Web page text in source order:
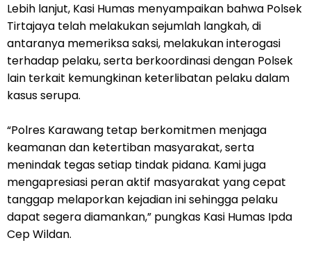
Lebih lanjut, Kasi Humas menyampaikan bahwa Polsek
Tirtajaya telah melakukan sejumlah langkah, di
antaranya memeriksa saksi, melakukan interogasi
terhadap pelaku, serta berkoordinasi dengan Polsek
lain terkait kemungkinan keterlibatan pelaku dalam
kasus serupa.
“Polres Karawang tetap berkomitmen menjaga
keamanan dan ketertiban masyarakat, serta
menindak tegas setiap tindak pidana. Kami juga
mengapresiasi peran aktif masyarakat yang cepat
tanggap melaporkan kejadian ini sehingga pelaku
dapat segera diamankan,” pungkas Kasi Humas Ipda
Cep Wildan.